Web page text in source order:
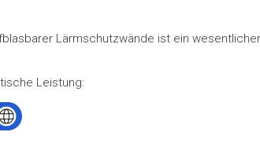
Lärmschutzwände ist ein
Leistung: